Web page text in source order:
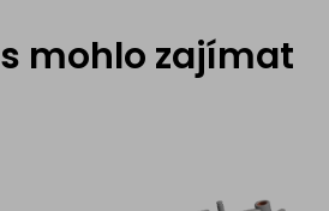
mohlo zajímat